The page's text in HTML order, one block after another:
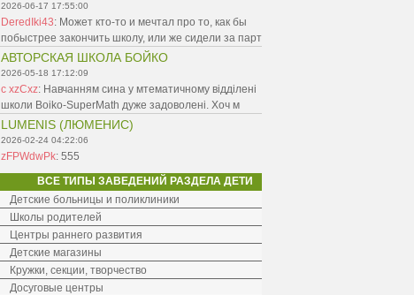
2026-06-17 17:55:00
DeredIki43: Может кто-то и мечтал про то, как бы
побыстрее закончить школу, или же сидели за парт
АВТОРСКАЯ ШКОЛА БОЙКО
2026-05-18 17:12:09
c xzCxz: Навчанням сина у мтематичному відділені
школи Boiko-SuperMath дуже задоволені. Хоч м
LUMENIS (ЛЮМЕНИС)
2026-02-24 04:22:06
zFPWdwPk: 555
ВСЕ ТИПЫ ЗАВЕДЕНИЙ РАЗДЕЛА ДЕТИ
Детские больницы и поликлиники
Школы родителей
Центры раннего развития
Детские магазины
Кружки, секции, творчество
Досуговые центры